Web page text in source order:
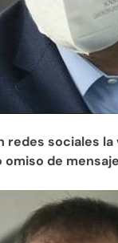
redes sociales
de